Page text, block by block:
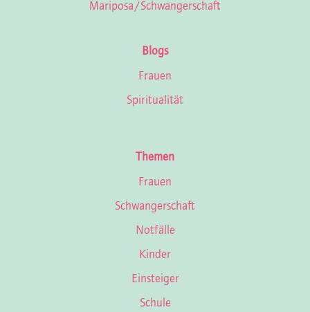
Mariposa/Schwan­ger­schaft
Blogs
Frauen
Spiritualität
Themen
Frauen
Schwangerschaft
Notfälle
Kinder
Einsteiger
Schule